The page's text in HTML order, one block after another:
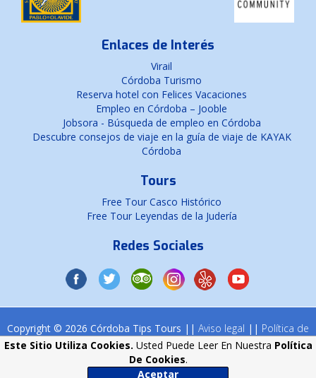
Enlaces de Interés
Virail
Córdoba Turismo
Reserva hotel con Felices Vacaciones
Empleo en Córdoba – Jooble
Jobsora - Búsqueda de empleo en Córdoba
Descubre consejos de viaje en la guía de viaje de KAYAK
Córdoba
Tours
Free Tour Casco Histórico
Free Tour Leyendas de la Judería
Redes Sociales
Copyright © 2026 Córdoba Tips Tours || Aviso legal || Política de
cookies
Este Sitio Utiliza Cookies. Usted Puede Leer En Nuestra Política
De Cookies.
Aceptar